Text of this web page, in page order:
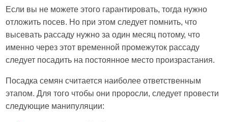
Если вы не можете этого гарантировать, тогда нужно
отложить посев. Но при этом следует помнить, что
высевать рассаду нужно за один месяц потому, что
именно через этот временной промежуток рассаду
следует посадить на постоянное место произрастания.
Посадка семян считается наиболее ответственным
этапом. Для того чтобы они проросли, следует провести
следующие манипуляции: